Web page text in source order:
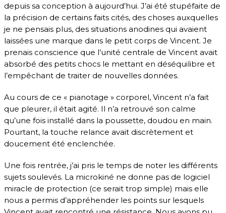
depuis sa conception à aujourd’hui. J’ai été stupéfaite de
la précision de certains faits cités, des choses auxquelles
je ne pensais plus, des situations anodines qui avaient
laissées une marque dans le petit corps de Vincent. Je
prenais conscience que l’unité centrale de Vincent avait
absorbé des petits chocs le mettant en déséquilibre et
l’empêchant de traiter de nouvelles données.
Au cours de ce « pianotage » corporel, Vincent n’a fait
que pleurer, il était agité. Il n’a retrouvé son calme
qu’une fois installé dans la poussette, doudou en main.
Pourtant, la touche relance avait discrètement et
doucement été enclenchée.
Une fois rentrée, j’ai pris le temps de noter les différents
sujets soulevés. La microkiné ne donne pas de logiciel
miracle de protection (ce serait trop simple) mais elle
nous a permis d’appréhender les points sur lesquels